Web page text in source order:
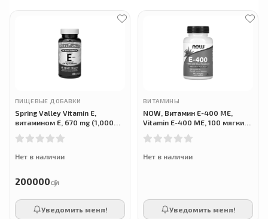
ПИЩЕВЫЕ ДОБАВКИ
Spring Valley Vitamin E,
витамином Е, 670 mg (1,000
Нет в наличии
200000сӯм
Уведомить меня!
ВИТАМИНЫ
NOW, Витамин Е-400 МЕ,
Vitamin E-400 ME, 100 мягких
Нет в наличии
Уведомить меня!